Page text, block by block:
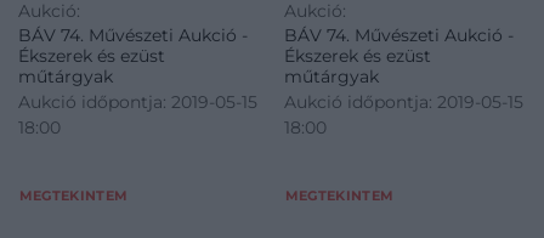
Buda, 1818., Id. Gretschl
József Károly. Brestyánszky:
20, 57. M.: 2,5 cm Átm.: 12,5
Aukció:
BÁV 74. Művészeti Aukció -
Ékszerek és ezüst
műtárgyak
Aukció időpontja: 2019-05-15
18:00
MEGTEKINTEM
kígyóval. Rajta öblös tálka,
felületén poncolt és vésett
palmettalevelek. Szárán
jelzett: Georg Schiegel
(Neuwirth: P 1038). Tálk
Aukció:
BÁV 74. Művészeti Aukció -
Ékszerek és ezüst
műtárgyak
Aukció időpontja: 2019-05-15
18:00
MEGTEKINTEM